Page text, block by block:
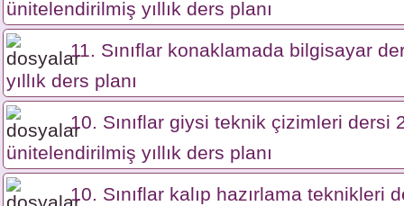
ünitelendirilmiş yıllık ders planı
11. Sınıflar konaklamada bilgisayar
yıllık ders planı
10. Sınıflar giysi teknik çizimleri dersi
ünitelendirilmiş yıllık ders planı
10. Sınıflar kalıp hazırlama teknikleri